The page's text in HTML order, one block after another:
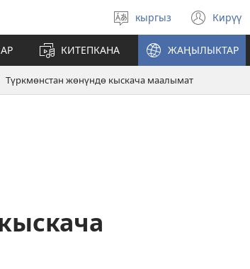
Тилди
тандаңыз
кыргыз Кирүү
(жаңы
терезе
ачат)
КИТЕПКАНА ЖАҢЫЛЫКТАР
Түркмөнстан жөнүндө кыскача маалымат